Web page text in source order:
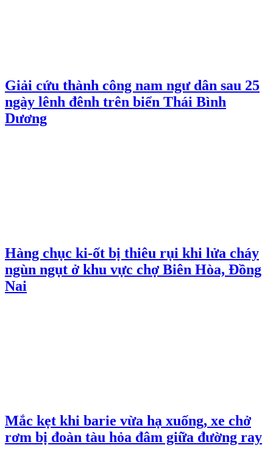
Giải cứu thành công nam ngư dân sau 25
ngày lênh đênh trên biển Thái Bình
Dương
Hàng chục ki-ốt bị thiêu rụi khi lửa cháy
ngùn ngụt ở khu vực chợ Biên Hòa, Đồng
Nai
Mắc kẹt khi barie vừa hạ xuống, xe chở
rơm bị đoàn tàu hỏa đâm giữa đường ray